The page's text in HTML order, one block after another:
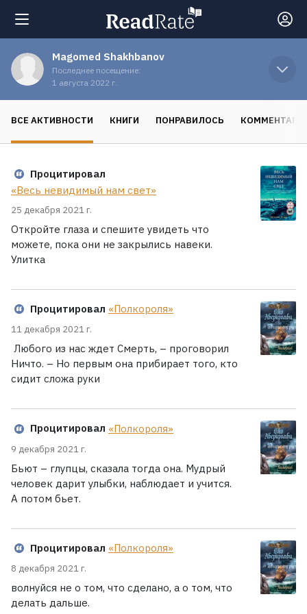
Поиск
Книги
Экранизации
Коллекции
Magomed Shakhbanov
Последнее посещение:
1 августа 2022 г.
ВСЕ АКТИВНОСТИ КНИГИ ПОНРАВИЛОСЬ
Процитировал
«Весь невидимый нам свет»
25 декабря 2021 г.
Откройте глаза и спешите увидеть что
можете, пока они не закрылись навеки.
Улитка
Процитировал «Полкороля»
11 декабря 2021 г.
Любого из нас ждет Смерть, – проговорил
Ничто. – Но первым она прибирает того, кто
сидит сложа руки
Процитировал «Полкороля»
9 декабря 2021 г.
Бьют – глупцы, сказала тогда она. Мудрый
человек дарит улыбки, наблюдает и учится.
А потом бьет.
Процитировал «Полкороля»
8 декабря 2021 г.
волнуйся не о том, что сделано, а о том, что
делать дальше.